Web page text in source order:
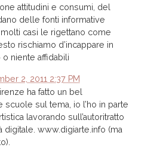
attitudini e consumi, del
delle fonti informative
casi le rigettano come
rischiamo d’incappare in
niente affidabili
2, 2011 2:37 PM
ha fatto un bel
scuole sul tema, io l’ho in parte
lavorando sull’autoritratto
digitale. www.digiarte.info (ma